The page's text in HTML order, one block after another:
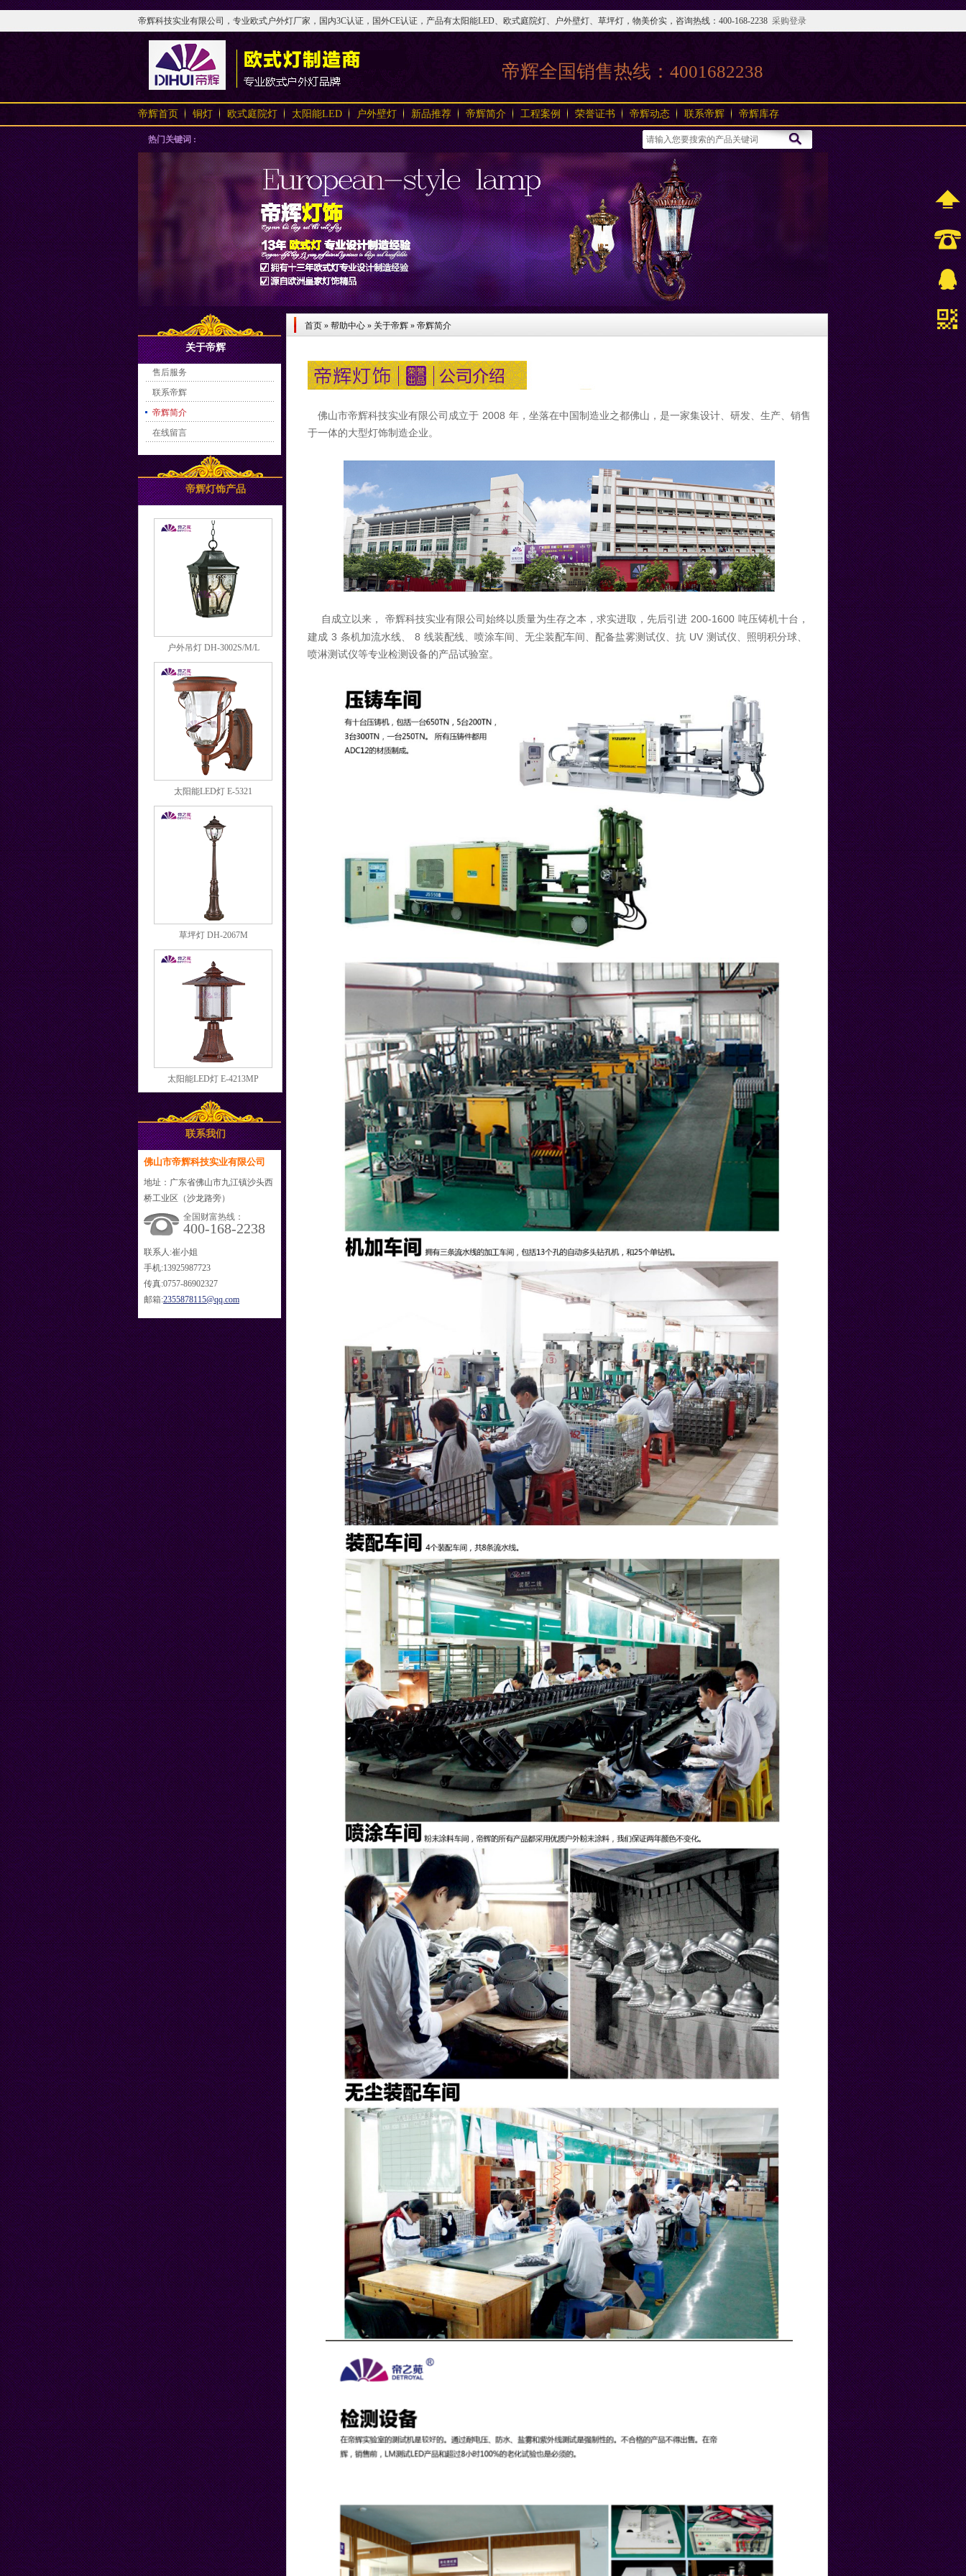
帝辉科技实业有限公司，专业欧式户外灯厂家，国内3C认证，国外CE认证，产品有太阳能LED、欧式庭院灯、户外壁灯、草坪灯，物美价实，咨询热线：400-168-2238 采购登录
帝辉全国销售热线： 4001682238
帝辉首页 铜灯 欧式庭院灯 太阳能LED 户外壁灯 新品推荐 帝辉简介 工程案例 荣誉证书 帝辉动态 联系帝辉 帝辉库存
热门关键词 :
关于帝辉
售后服务
联系帝辉
帝辉简介
在线留言
帝辉灯饰产品
户外吊灯 DH-3002S/M/L
太阳能LED灯 E-5321
草坪灯 DH-2067M
太阳能LED灯 E-4213MP
联系我们
佛山市帝辉科技实业有限公司
地址：广东省佛山市九江镇沙头西
桥工业区（沙龙路旁）
全国财富热线：
400-168-2238
联系人:崔小姐
手机:13925987723
传真:0757-86902327
邮箱:2355878115@qq.com
首页 » 帮助中心 » 关于帝辉 » 帝辉简介
佛山市帝辉科技实业有限公司 成立于 2008 年，坐落在中国制造业之都佛山，是一家集设计、研发、生产、销售
于一体的大型灯饰制造企业。
自成立以来， 帝辉科技实业有限公司始终以质量为生存之本，求实进取，先后引进 200-1600 吨压铸机十台，
建成 3 条机加流水线、 8 线装配线、喷涂车间、无尘装配车间、配备盐雾测试仪、抗 UV 测试仪、照明积分球、
喷淋测试仪等专业检测设备的产品试验室。